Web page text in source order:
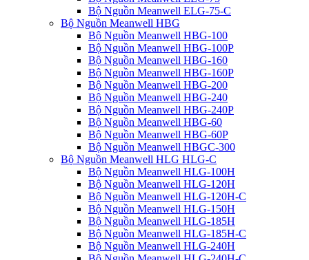
Bộ Nguồn Meanwell ELG-75-C
Bộ Nguồn Meanwell HBG
Bộ Nguồn Meanwell HBG-100
Bộ Nguồn Meanwell HBG-100P
Bộ Nguồn Meanwell HBG-160
Bộ Nguồn Meanwell HBG-160P
Bộ Nguồn Meanwell HBG-200
Bộ Nguồn Meanwell HBG-240
Bộ Nguồn Meanwell HBG-240P
Bộ Nguồn Meanwell HBG-60
Bộ Nguồn Meanwell HBG-60P
Bộ Nguồn Meanwell HBGC-300
Bộ Nguồn Meanwell HLG HLG-C
Bộ Nguồn Meanwell HLG-100H
Bộ Nguồn Meanwell HLG-120H
Bộ Nguồn Meanwell HLG-120H-C
Bộ Nguồn Meanwell HLG-150H
Bộ Nguồn Meanwell HLG-185H
Bộ Nguồn Meanwell HLG-185H-C
Bộ Nguồn Meanwell HLG-240H